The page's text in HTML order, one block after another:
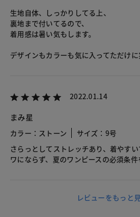
生地自体、しっかりしてる上、
裏地まで付いてるので、
着用感は暑い気もします。
デザインもカラーも気に入ってただけに
2022.01.14
まみ星
カラー：ストーン
サイズ：9号
さらっとしてストレッチあり、着やす
ワにならず、夏のワンピースの必須条件
レビューをもっと